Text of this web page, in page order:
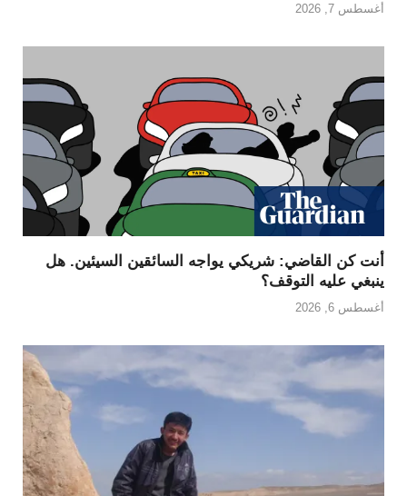
أغسطس 7, 2026
أنت كن القاضي: شريكي يواجه السائقين السيئين. هل
ينبغي عليه التوقف؟
أغسطس 6, 2026